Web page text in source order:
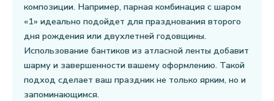
композиции. Например, парная комбинация с шаром
«1» идеально подойдет для празднования второго
дня рождения или двухлетней годовщины.
Использование бантиков из атласной ленты добавит
шарму и завершенности вашему оформлению. Такой
подход сделает ваш праздник не только ярким, но и
запоминающимся.